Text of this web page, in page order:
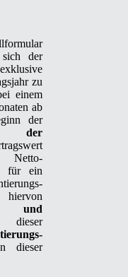
sich der
zu
einem
ab
der
der
Netto-
für ein
und
dieser